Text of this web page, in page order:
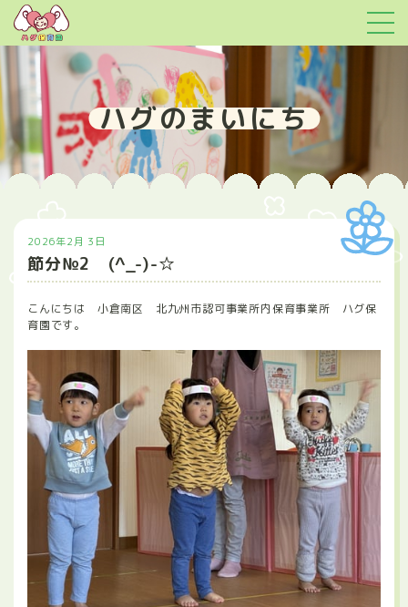
ハグのまいにち
2026年2月 3日
節分№2 (^_-)-☆
こんにちは 小倉南区 北九州市認可事業所内保育事業所 ハグ保
育園です。